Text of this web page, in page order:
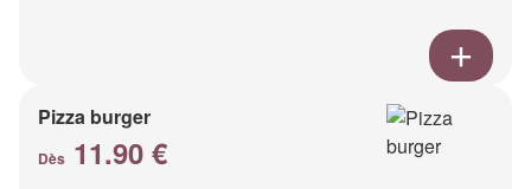
Pizza burger
Dès 11.90 €